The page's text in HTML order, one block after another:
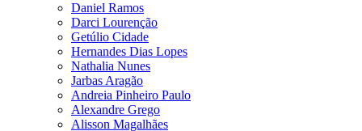
Daniel Ramos
Darci Lourenção
Getúlio Cidade
Hernandes Dias Lopes
Nathalia Nunes
Jarbas Aragão
Andreia Pinheiro Paulo
Alexandre Grego
Alisson Magalhães